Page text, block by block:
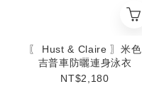
〖 Hust & Claire 〗米色
吉普車防曬連身泳衣
NT$2,180